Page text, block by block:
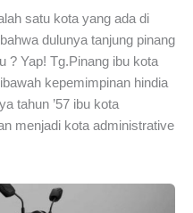
satu kota yang ada di
dulunya tanjung pinang
? Yap! Tg.Pinang ibu kota
kepemimpinan hindia
tahun ’57 ibu kota
menjadi kota administrative